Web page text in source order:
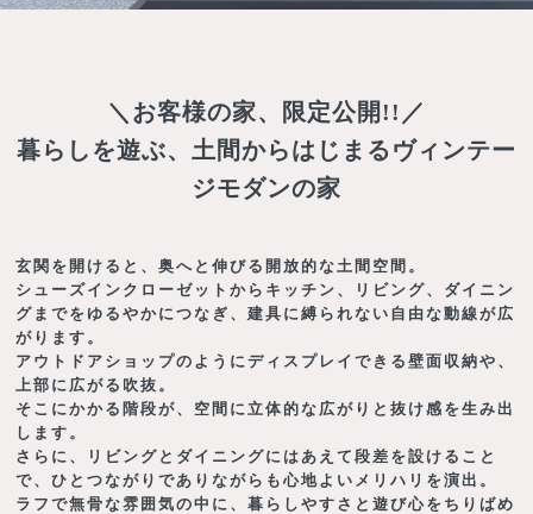
＼お客様の家、限定公開!!／
暮らしを遊ぶ、土間からはじまるヴィンテー
ジモダンの家
玄関を開けると、奥へと伸びる開放的な土間空間。
シューズインクローゼットからキッチン、リビング、ダイニン
グまでをゆるやかにつなぎ、建具に縛られない自由な動線が広
がります。
アウトドアショップのようにディスプレイできる壁面収納や、
上部に広がる吹抜。
そこにかかる階段が、空間に立体的な広がりと抜け感を生み出
します。
さらに、リビングとダイニングにはあえて段差を設けること
で、ひとつながりでありながらも心地よいメリハリを演出。
ラフで無骨な雰囲気の中に、暮らしやすさと遊び心をちりばめ